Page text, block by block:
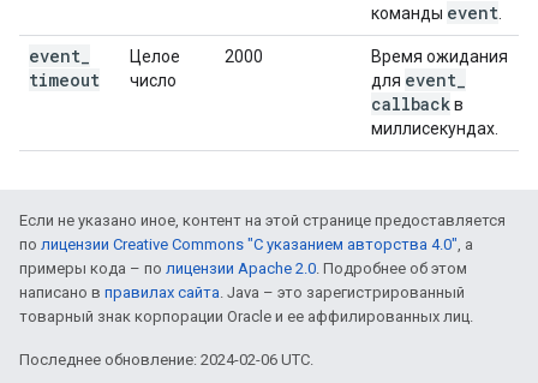
команды event
event
timeout
Целое
число
2000
Время ожидания
для event
callbackв
миллисекундах.
Если не указано иное, контент на этой странице предоставляется
по лицензии Creative Commons "С указанием авторства 4.0", а
примеры кода – по лицензии Apache 2.0. Подробнее об этом
написано в правилах сайта. Java – это зарегистрированный
товарный знак корпорации Oracle и ее аффилированных лиц.
Последнее обновление: 2024-02-06 UTC.